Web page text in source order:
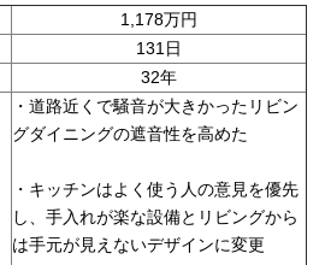
1,178万円
131日
32年
・道路近くで騒音が大きかったリビン
グダイニングの遮音性を高めた
・キッチンはよく使う人の意見を優先
し、手入れが楽な設備とリビングから
は手元が見えないデザインに変更